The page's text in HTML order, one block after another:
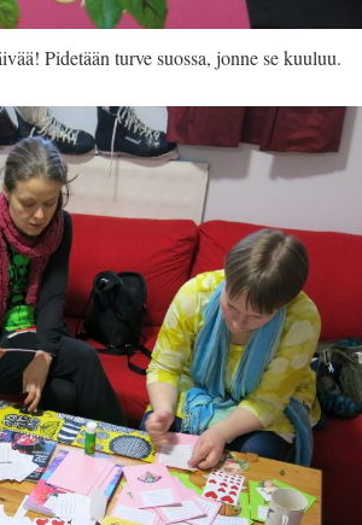
Pidetään turve suossa, jonne se kuuluu.